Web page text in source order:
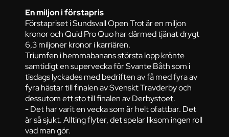
En miljon i förstapris
Förstapriset i Sundsvall Open Trot är en miljon
kronor och Quid Pro Quo har därmed tjänat drygt
6,3 miljoner kronor i karriären.
Triumfen i hemmabanans största lopp krönte
samtidigt en supervecka för Svante Båth som i
tisdags lyckades med bedriften av få med fyra av
fyra hästar till finalen av Svenskt Travderby och
dessutom ett sto till finalen av Derbystoet.
- Det har varit en vecka som är helt ofattbar. Det
är så sjukt. Allting flyter, det spelar liksom ingen roll
vad man gör.